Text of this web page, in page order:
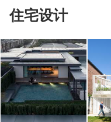
住宅设计